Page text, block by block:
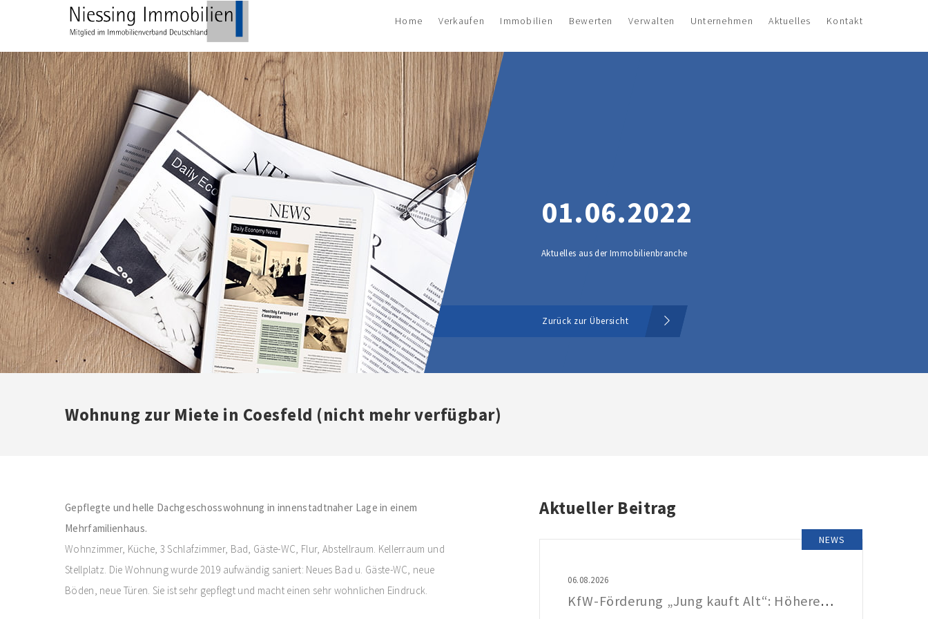
Home Verkaufen Immobilien Bewerten Verwalten Unternehmen Aktuelles Kontakt
01.06.2022
Aktuelles aus der Immobilienbranche
Zurück zur Übersicht
Wohnung zur Miete in Coesfeld (nicht mehr verfügbar)
Gepflegte und helle Dachgeschosswohnung in innenstadtnaher Lage in einem
Mehrfamilienhaus.
Wohnzimmer, Küche, 3 Schlafzimmer, Bad, Gäste-WC, Flur, Abstellraum. Kellerraum und
Stellplatz. Die Wohnung wurde 2019 aufwändig saniert: Neues Bad u. Gäste-WC, neue
Böden, neue Türen. Sie ist sehr gepflegt und macht einen sehr wohnlichen Eindruck.
Aktueller Beitrag
NEWS
06.08.2026
KfW-Förderung „Jung kauft Alt“: Höhere Kredite ab August 2026